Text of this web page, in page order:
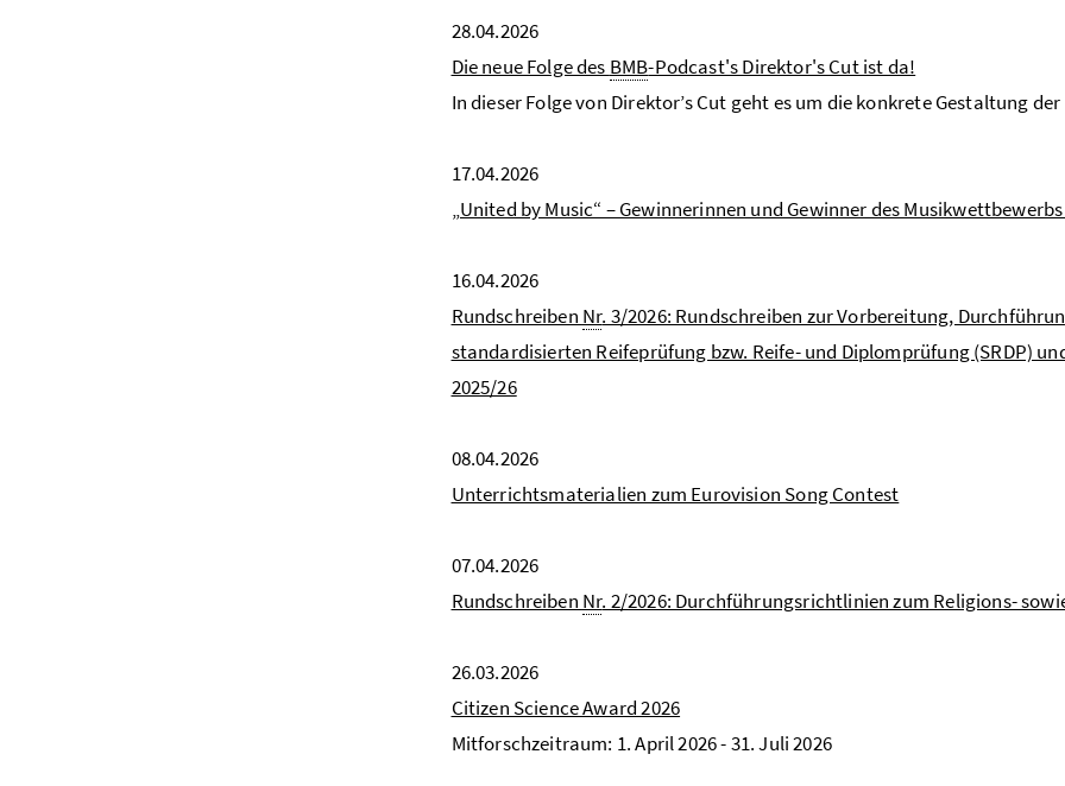
28.04.2026
Die neue Folge des BMB-Podcast's Direktor's Cut ist da!
In dieser Folge von Direktor’s Cut geht es um die konkrete Gestaltung
17.04.2026
„United by Music“ – Gewinnerinnen und Gewinner des
16.04.2026
Rundschreiben Nr. 3/2026: Rundschreiben zur Vorbereitung,
standardisierten Reifeprüfung bzw. Reife- und Diplomprüfung (SRDP)
2025/26
08.04.2026
Unterrichtsmaterialien zum Eurovision Song Contest
07.04.2026
Rundschreiben Nr. 2/2026: Durchführungsrichtlinien zum Religions-
26.03.2026
Citizen Science Award 2026
Mitforschzeitraum: 1. April 2026 - 31. Juli 2026